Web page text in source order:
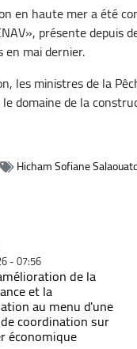
en haute mer a été
présente depuis
mai dernier.
les ministres de la
le domaine de la
Hicham Sofiane
- 07:56
de la
et la
au menu d'une
coordination sur
économique